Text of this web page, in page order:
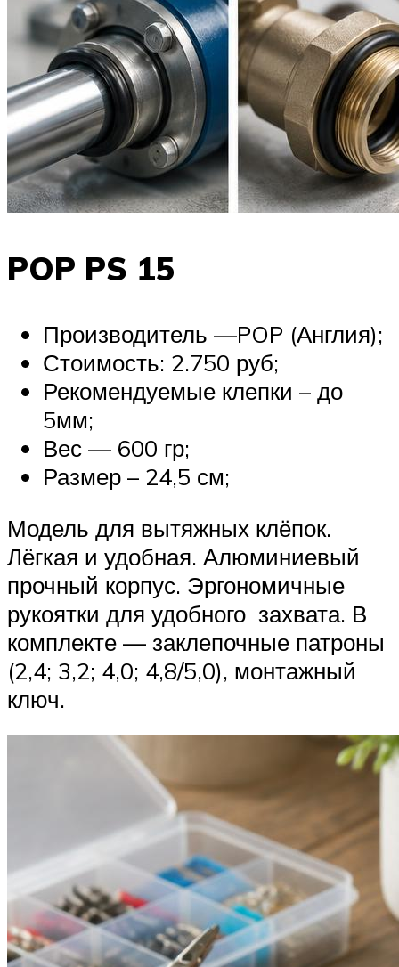
POP PS 15
Производитель —POP (Англия);
Стоимость: 2.750 руб;
Рекомендуемые клепки – до
5мм;
Вес — 600 гр;
Размер – 24,5 см;
Модель для вытяжных клёпок.
Лёгкая и удобная. Алюминиевый
прочный корпус. Эргономичные
рукоятки для удобного захвата. В
комплекте — заклепочные патроны
(2,4; 3,2; 4,0; 4,8/5,0), монтажный
ключ.